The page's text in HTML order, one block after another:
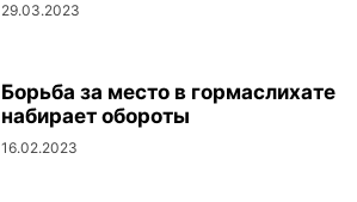
29.03.2023
Борьба за место в гормаслихате
набирает обороты
16.02.2023